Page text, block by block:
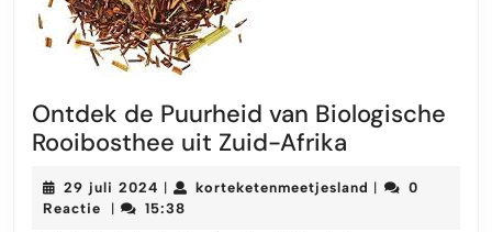
Ontdek de Puurheid van Biologische
Rooibosthee uit Zuid-Afrika
Puurheid
29 juli 2024 29
juli
| korteketenmeetjesland |
0
Reactie
| 15:38